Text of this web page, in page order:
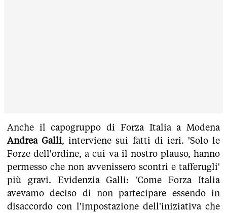
Anche il capogruppo di Forza Italia a Modena
Andrea Galli, interviene sui fatti di ieri. 'Solo le
Forze dell'ordine, a cui va il nostro plauso, hanno
permesso che non avvenissero scontri e tafferugli'
più gravi. Evidenzia Galli: 'Come Forza Italia
avevamo deciso di non partecipare essendo in
disaccordo con l'impostazione dell'iniziativa che